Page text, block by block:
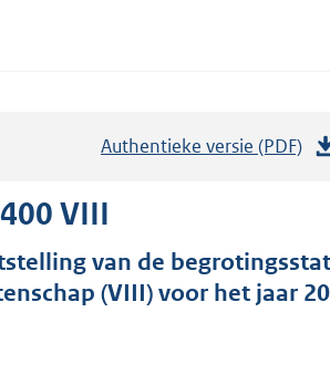
Authentieke versie (PDF)
a
n
VIII
van de
(VIII) voor het jaar